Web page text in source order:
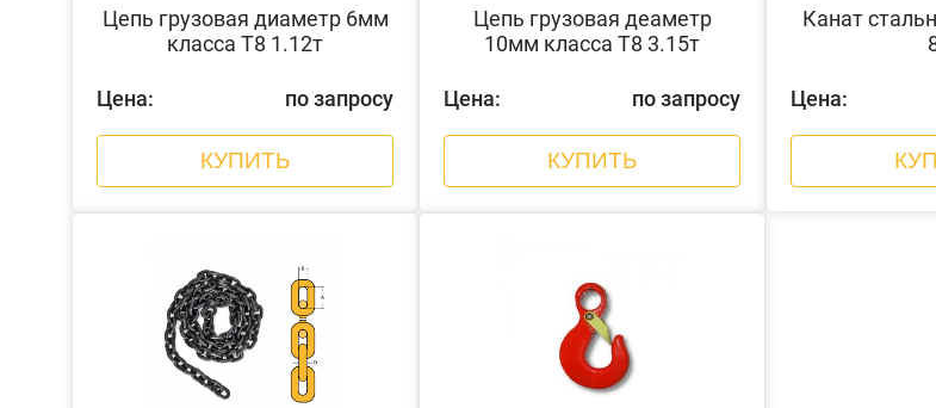
Цепь грузовая диаметр 6мм
класса Т8 1.12т
Цена: по запросу
КУПИТЬ
Цепь грузовая деаметр
10мм класса Т8 3.15т
Цена: по запросу
КУПИТЬ
Канат
Цена: